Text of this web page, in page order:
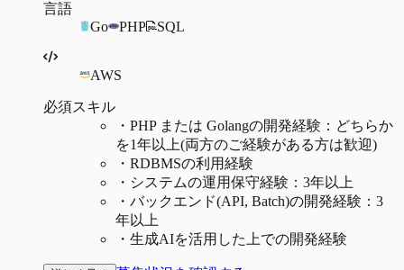
言語
Go
PHP SQL
AWS
必須スキル
・ PHP または Golangの開発経験：どちらか
を1年以上(両方のご経験がある方は歓迎)
・ RDBMSの利用経験
・ システムの運用保守経験：3年以上
・ バックエンド(API, Batch)の開発経験：3
年以上
・ 生成AIを活用した上での開発経験